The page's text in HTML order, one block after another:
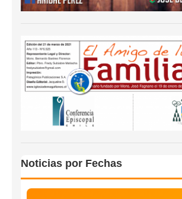
Noticias por Fechas